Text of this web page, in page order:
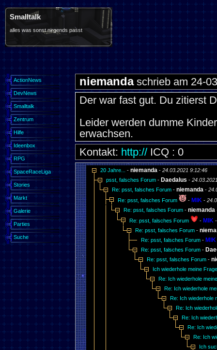
Smalltalk
alles was sonst nirgends passt
ActionNews
DevNews
Smalltalk
Zentrum
Hilfe
Ideenbox
RPG
SpaceRaceLiga
Stories
Markt
Galerie
Parties
Suche
niemandaschrieb am 24-
Der war fast gut. Du zitierst
Leider werden dumme
erwachsen.
Kontakt: http://ICQ : 0
20 Jahre... - niemanda - 24.03.2021 9:12:46
psst, falsches Forum- Daedalus -
Re: psst, falsches Forum- niemanda -
Re: psst, falsches Forum
- MIK -
Re: psst, falsches Forum- niemanda
Re: psst, falsches Forum
- MIK
Re: psst, falsches Forum-
Re: psst, falsches Forum- MIK
Re: psst, falsches Forum-
Re: psst, falsches Forum-
Ich wiederhole meine Frage
Re: Ich wiederhole
Re: Ich wiederhole
Re: Ich wiederhole
Re: Ich
Re: Ich
Re: Ich
Re: Ich
Ich